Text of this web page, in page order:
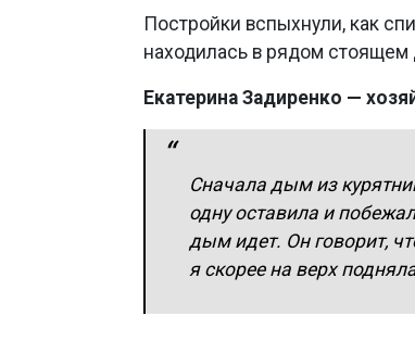
Постройки вспыхнули, как
находилась в рядом стоящем
Екатерина Задиренко —
Сначала дым из
одну оставила и
дым идет. Он говорит,
я скорее на верх